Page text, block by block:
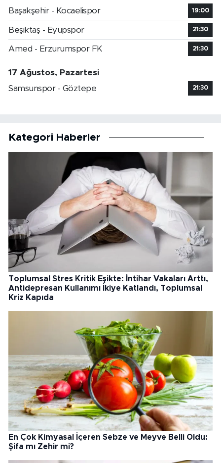
Başakşehir - Kocaelispor
19:00
Beşiktaş - Eyüpspor 21:30
Amed - Erzurumspor FK 21:30
17 Ağustos, Pazartesi
Samsunspor - Göztepe
21:30
Kategori Haberler
Toplumsal Stres Kritik Eşikte: İntihar Vakaları Arttı,
Antidepresan Kullanımı İkiye Katlandı, Toplumsal
Kriz Kapıda
En Çok Kimyasal İçeren Sebze ve Meyve Belli Oldu:
Şifa mı Zehir mi?